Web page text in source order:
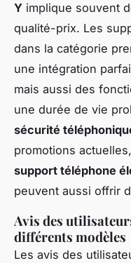
Y implique souvent
qualité-prix. Les
dans la catégorie
une intégration
mais aussi des
une durée de vie
sécurité
promotions
support téléphone
peuvent aussi offrir
Avis des
différents modèles
Les avis des